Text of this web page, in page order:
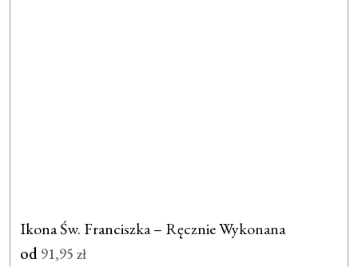
Ikona Św. Franciszka – Ręcznie Wykonana
od 91,95 zł